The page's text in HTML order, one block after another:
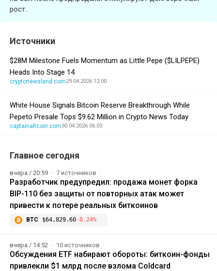
рост.
Источники
$28M Milestone Fuels Momentum as Little Pepe ($LILPEPE)
Heads Into Stage 14
cryptonewsland.com29.04.2026 12:00
White House Signals Bitcoin Reserve Breakthrough While
Pepeto Presale Tops $9.62 Million in Crypto News Today
captainaltcoin.com30.04.2026 06:03
Главное сегодня
вчера / 20:59 7 источников
Разработчик предупредил: продажа монет форка
BIP-110 без защиты от повторных атак может
привести к потере реальных биткоинов
BTC $64,829.60-0.24%
вчера / 14:52 10 источников
Обсуждения ETF набирают обороты: биткоин-фонды
привлекли $1 млрд после взлома Coldcard